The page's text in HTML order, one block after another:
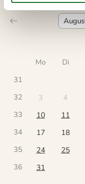
Ankunft
Mo
Di
31
32
3 4
33
10 11
34
17 18
35
24 25
36
31